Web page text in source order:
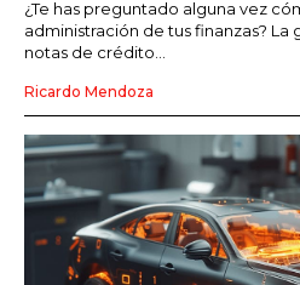
¿Te has preguntado alguna vez
administración de tus finanzas?
notas de crédito...
Ricardo Mendoza